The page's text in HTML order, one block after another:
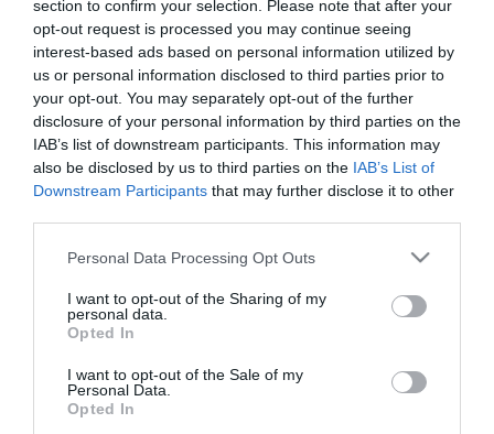
section to confirm your selection. Please note that after your
opt-out request is processed you may continue seeing
interest-based ads based on personal information utilized by
us or personal information disclosed to third parties prior to
your opt-out. You may separately opt-out of the further
disclosure of your personal information by third parties on the
IAB’s list of downstream participants. This information may
also be disclosed by us to third parties on the IAB’s List of
Downstream Participants that may further disclose it to other
Please note that this website/app uses one or more Google
not limited to your visit or usage behaviour. You may click to
grant or deny consent to Google and its third-party tags to
use your data for below specified purposes in below Google
consent section.
Personal Data Processing Opt Outs
I want to opt-out of the Sharing of my
personal data.
Opted In
I want to opt-out of the Sale of my
Personal Data.
Opted In
a naptevékenység alacsonyabb szakaszaiban. A tanulmány
kimutatta, hogy a szokásos öt éves élettartamuk vége felé –
különösen 280 kilométeres referencia-magasságból indulva – a
légkörbe való belépés szakasza 10–12 nappal hamarabb
következhet be.
A megnövekedett fékeződés nemcsak a műholdak gyorsabb
visszatéréséhez vezet, hanem növelheti az ütközésveszélyt is a
Föld körüli pályán, ahol egyre több műhold üzemel. A kutatók
figyelmeztetnek, hogy ezek a változások zavarhatják a műholdak
Egy 2024-es példa is alátámasztja az aggodalmat: egy Starlink-
semmisült meg teljesen a légkörben, és egy kanadai farmon ért
földet. Ez rávilágít arra, hogy az idő előtti visszahullások akár
közvetlen veszélyt is jelenthetnek a földi infrastruktúrákra.
Ahogy a műholdas konstellációk – köztük a több ezer darabos
Starlink-hálózat – tovább bővülnek, egyre nagyobb jelentősége
lesz annak, hogy a légköri változásokat és naptevékenységi